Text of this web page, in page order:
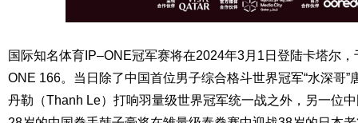
国际知名体育IP–ONE冠军赛将在2024年3月1日登陆卡塔尔
ONE 166。当日除了中国首位男子综合格斗世界冠军“水深哥”
丹勒（Thanh Le）打响羽量级世界冠军统一战之外，另一位